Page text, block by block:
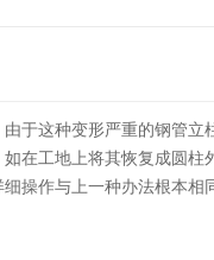
于这种变形严重的钢管立
在工地上将其恢复成圆柱
细操作与上一种办法根本相